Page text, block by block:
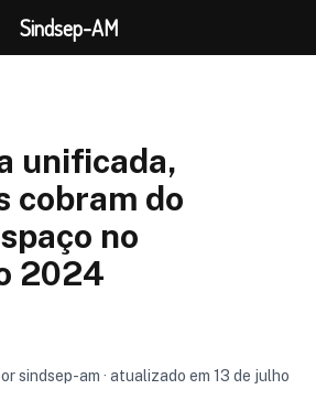
unificada,
cobram do
no
2024
sindsep-am · atualizado em 13 de julho
Sindsep-AM